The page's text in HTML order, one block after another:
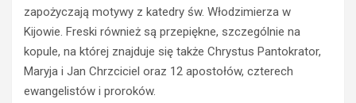
zapożyczają motywy z katedry św. Włodzimierza w
Kijowie. Freski również są przepiękne, szczególnie na
kopule, na której znajduje się także Chrystus Pantokrator,
Maryja i Jan Chrzciciel oraz 12 apostołów, czterech
ewangelistów i proroków.